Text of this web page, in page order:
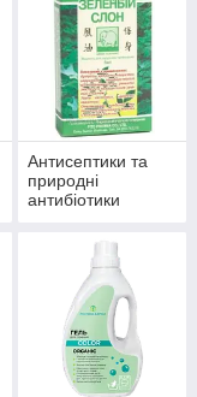
Антисептики та
природні
антибіотики